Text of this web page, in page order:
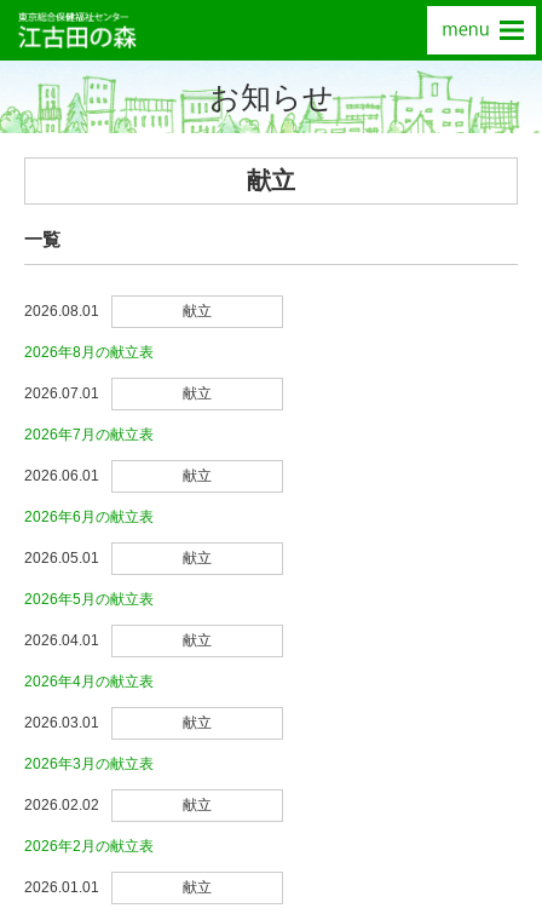
お知らせ
献立
一覧
2026.08.01 献立
2026年8月の献立表
2026.07.01 献立
2026年7月の献立表
2026.06.01 献立
2026年6月の献立表
2026.05.01 献立
2026年5月の献立表
2026.04.01 献立
2026年4月の献立表
2026.03.01 献立
2026年3月の献立表
2026.02.02 献立
2026年2月の献立表
2026.01.01 献立